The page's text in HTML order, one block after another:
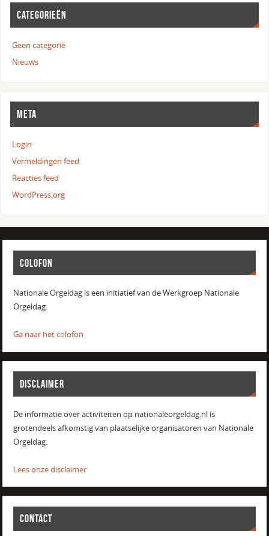
CATEGORIEËN
Geen categorie
Nieuws
META
Login
Vermeldingen feed
Reacties feed
WordPress.org
COLOFON
Nationale Orgeldag is een initiatief van de Werkgroep Nationale
Orgeldag.
Ga naar het colofon
DISCLAIMER
De informatie over activiteiten op nationaleorgeldag.nl is
grotendeels afkomstig van plaatselijke organisatoren van Nationale
Orgeldag.
Lees onze disclaimer
CONTACT